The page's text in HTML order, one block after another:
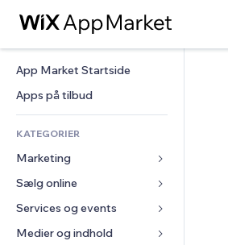
App Market Startside
Apps på tilbud
KATEGORIER
Marketing
Annoncer
Mobil
Statistikker
Sælg online
Apps til Webshops
Forsendelse og levering
Services og events
Hoteller
Medier og indhold